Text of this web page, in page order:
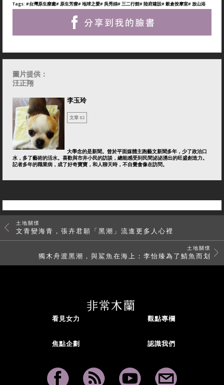
Tags: #台灣原生療癒# 原生芳療# 地球之愛# 吳秀娟# 三二行館# 陸府建設# 穀倉按摩室# 放山浴
圖片提供：
汪正翔
李玉玲
文章 82
大學念的是新聞。曾於平面媒體主跑藝文新聞多年，少了政治口
水，多了藝術的活水。喜歡與市井小民的訪談，總能感受到民間泌泌湧出的旺盛創造力。
記者多年的職業病，成了好奇寶寶，和人聊天時，不自覺會像在訪問。
土地關懷
文青變海青，張卉君願「黑潮」流進更多人心裡
土地關懷
獨木舟渡黑潮，與鯊魚在海上：李怡臻為了鯖魚而划
看見女力 觀點專欄
焦點企劃 認識我們